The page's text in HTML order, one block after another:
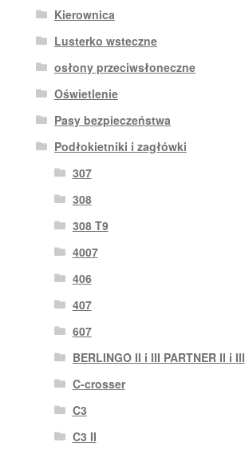
Kierownica
Lusterko wsteczne
osłony przeciwsłoneczne
Oświetlenie
Pasy bezpieczeństwa
Podłokietniki i zagłówki
307
308
308 T9
4007
406
407
607
BERLINGO II i III PARTNER II i III
C-crosser
C3
C3 II